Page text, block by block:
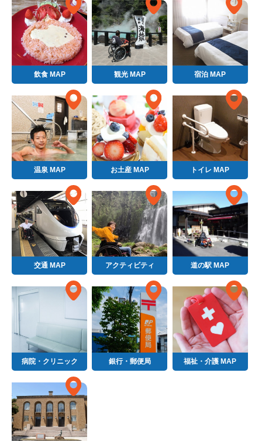
飲食 MAP 観光 MAP 宿泊 MAP
温泉 MAP お土産 MAP トイレ MAP
交通 MAP アクティビティ 道の駅 MAP
病院・クリニック 銀行・郵便局 福祉・介護 MAP